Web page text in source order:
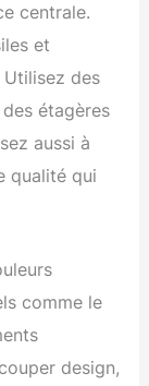
centrale.
et
des
étagères
aussi à
qualité qui
comme le
design,